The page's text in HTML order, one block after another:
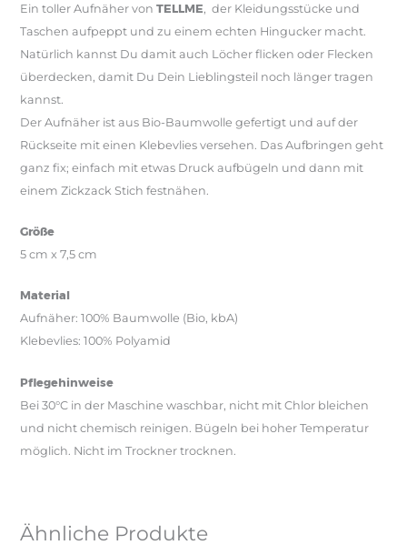
Ein toller Aufnäher vonTELLME, der Kleidungsstücke und
Taschen aufpeppt und zu einem echten Hingucker macht.
Natürlich kannst Du damit auch Löcher flicken oder Flecken
überdecken, damit Du Dein Lieblingsteil noch länger tragen
kannst.
Der Aufnäher ist aus Bio-Baumwolle gefertigt und auf der
Rückseite mit einen Klebevlies versehen. Das Aufbringen geht
ganz fix; einfach mit etwas Druck aufbügeln und dann mit
einem Zickzack Stich festnähen.
Größe
5 cm x 7,5 cm
Material
Aufnäher: 100% Baumwolle (Bio, kbA)
Klebevlies: 100% Polyamid
Pflegehinweise
Bei 30°C in der Maschine waschbar, nicht mit Chlor bleichen
und nicht chemisch reinigen. Bügeln bei hoher Temperatur
möglich. Nicht im Trockner trocknen.
Ähnliche Produkte